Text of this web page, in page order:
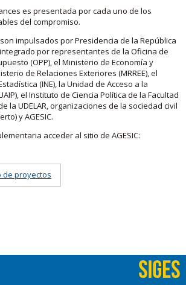
es presentada por cada uno de los
del compromiso.
impulsados por Presidencia de la República
por representantes de la Oficina de
(OPP), el Ministerio de Economía y
de Relaciones Exteriores (MRREE), el
(INE), la Unidad de Acceso a la
el Instituto de Ciencia Política de la Facultad
la UDELAR, organizaciones de la sociedad civil
y AGESIC.
acceder al sitio de AGESIC:
de proyectos